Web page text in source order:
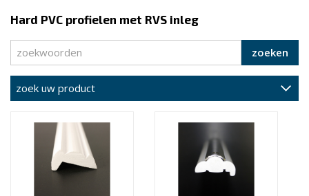
Hard PVC profielen met RVS inleg
zoek uw product
zoeken